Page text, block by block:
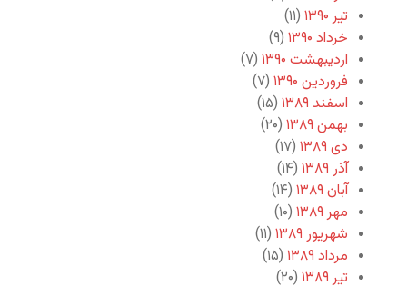
تیر ۱۳۹۰
(۱۱)
خرداد ۱۳۹۰
(۹)
اردیبهشت ۱۳۹۰
(۷)
فروردین ۱۳۹۰
(۷)
اسفند ۱۳۸۹
(۱۵)
بهمن ۱۳۸۹
(۲۰)
دی ۱۳۸۹
(۱۷)
آذر ۱۳۸۹
(۱۴)
آبان ۱۳۸۹
(۱۴)
مهر ۱۳۸۹
(۱۰)
شهریور ۱۳۸۹
(۱۱)
مرداد ۱۳۸۹
(۱۵)
تیر ۱۳۸۹
(۲۰)